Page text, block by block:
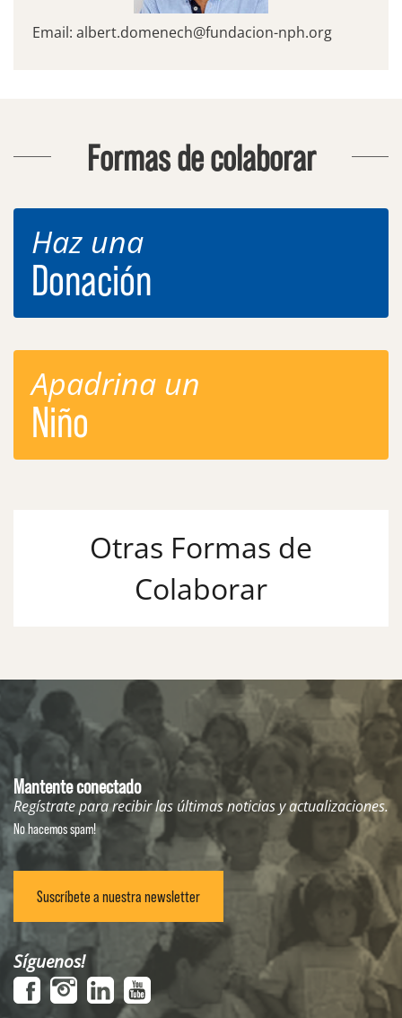
Email: albert.domenech@fundacion-nph.org
Formas de colaborar
Haz una
Donación
Apadrina un
Niño
Otras Formas de
Colaborar
Mantente conectado
Regístrate para recibir las últimas noticias y actualizaciones.
No hacemos spam!
Suscríbete a nuestra newsletter
Síguenos!